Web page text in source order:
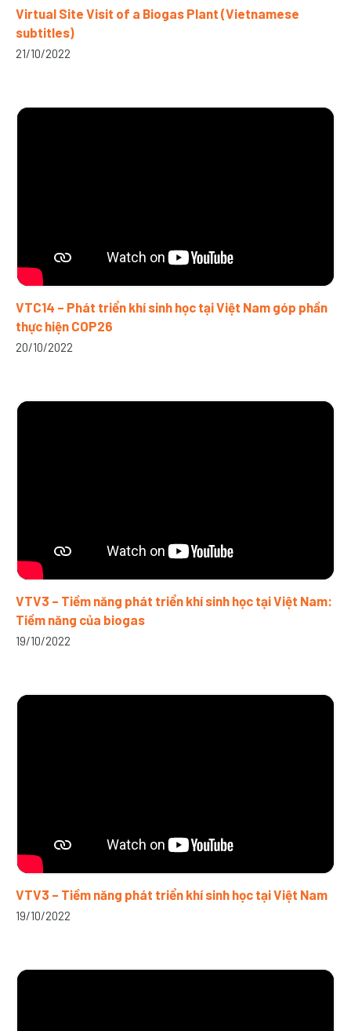
Virtual Site Visit of a Biogas Plant (Vietnamese
subtitles)
21/10/2022
VTC14 – Phát triển khí sinh học tại Việt Nam góp phần
thực hiện COP26
20/10/2022
VTV3 – Tiềm năng phát triển khí sinh học tại Việt Nam:
Tiềm năng của biogas
19/10/2022
VTV3 – Tiềm năng phát triển khí sinh học tại Việt Nam
19/10/2022